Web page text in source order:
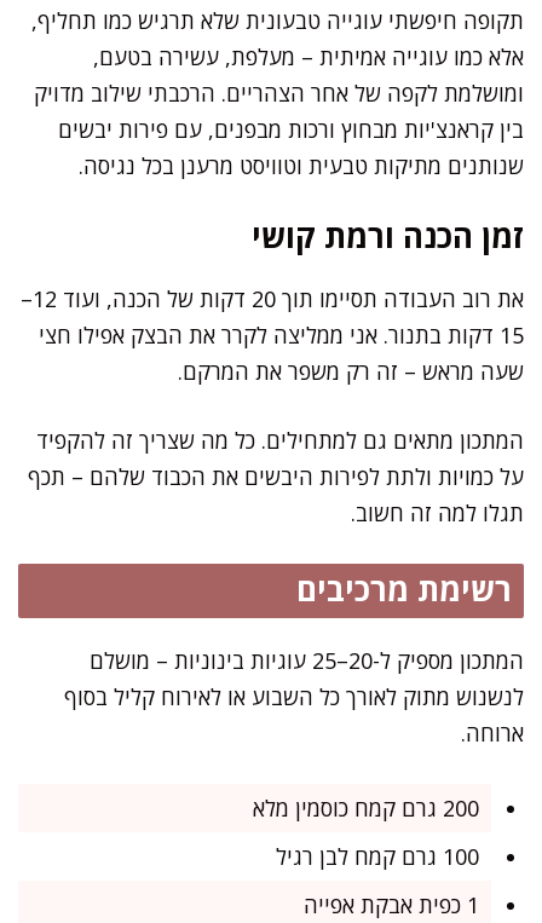
תקופה חיפשתי עוגייה טבעונית שלא תרגיש כמו תחליף,
אלא כמו עוגייה אמיתית – מעלפת, עשירה בטעם,
ומושלמת לקפה של אחר הצהריים. הרכבתי שילוב מדויק
בין קראנצ'יות מבחוץ ורכות מבפנים, עם פירות יבשים
שנותנים מתיקות טבעית וטוויסט מרענן בכל נגיסה.
זמן הכנה ורמת קושי
את רוב העבודה תסיימו תוך 20 דקות של הכנה, ועוד 12–
15 דקות בתנור. אני ממליצה לקרר את הבצק אפילו חצי
שעה מראש – זה רק משפר את המרקם.
המתכון מתאים גם למתחילים. כל מה שצריך זה להקפיד
על כמויות ולתת לפירות היבשים את הכבוד שלהם – תכף
תגלו למה זה חשוב.
רשימת מרכיבים
המתכון מספיק ל-20–25 עוגיות בינוניות – מושלם
לנשנוש מתוק לאורך כל השבוע או לאירוח קליל בסוף
ארוחה.
200 גרם קמח כוסמין מלא
100 גרם קמח לבן רגיל
1 כפית אבקת אפייה